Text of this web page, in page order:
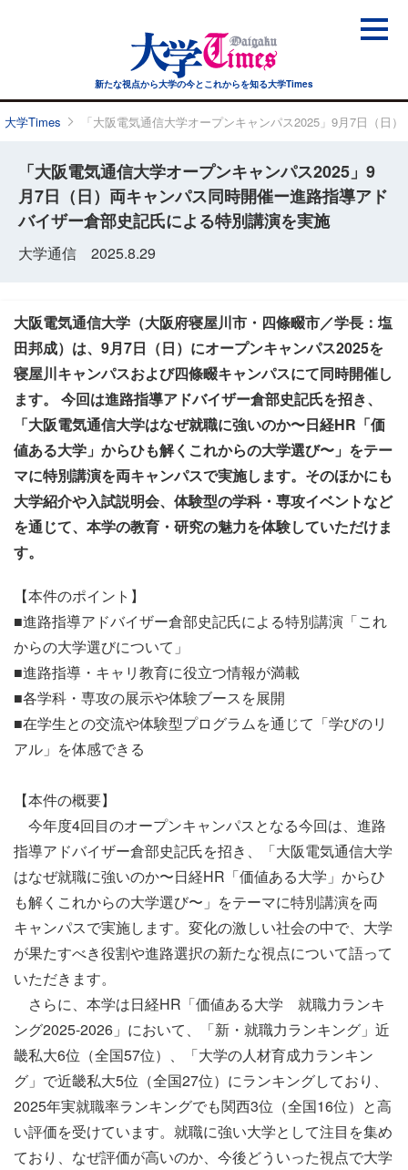
新たな視点から大学の今とこれからを知る大学Times
大学Times 「大阪電気通信大学オープンキャンパス2025」9月7日（日
「大阪電気通信大学オープンキャンパス2025」9
月7日（日）両キャンパス同時開催ー進路指導アド
バイザー倉部史記氏による特別講演を実施
大学通信 2025.8.29
大阪電気通信大学（大阪府寝屋川市・四條畷市／学長：塩
田邦成）は、9月7日（日）にオープンキャンパス2025を
寝屋川キャンパスおよび四條畷キャンパスにて同時開催し
ます。 今回は進路指導アドバイザー倉部史記氏を招き、
「大阪電気通信大学はなぜ就職に強いのか〜日経HR「価
値ある大学」からひも解くこれからの大学選び〜」をテー
マに特別講演を両キャンパスで実施します。そのほかにも
大学紹介や入試説明会、体験型の学科・専攻イベントなど
を通じて、本学の教育・研究の魅力を体験していただけま
す。
【本件のポイント】
■進路指導アドバイザー倉部史記氏による特別講演「これ
からの大学選びについて」
■進路指導・キャリ教育に役立つ情報が満載
■各学科・専攻の展示や体験ブースを展開
■在学生との交流や体験型プログラムを通じて「学びのリ
アル」を体感できる
【本件の概要】
今年度4回目のオープンキャンパスとなる今回は、進路
指導アドバイザー倉部史記氏を招き、「大阪電気通信大学
はなぜ就職に強いのか〜日経HR「価値ある大学」からひ
も解くこれからの大学選び〜」をテーマに特別講演を両
キャンパスで実施します。変化の激しい社会の中で、大学
が果たすべき役割や進路選択の新たな視点について語って
いただきます。
さらに、本学は日経HR「価値ある大学 就職力ランキ
ング2025-2026」において、「新・就職力ランキング」近
畿私大6位（全国57位）、「大学の人材育成力ランキン
グ」で近畿私大5位（全国27位）にランキングしており、
2025年実就職率ランキングでも関西3位（全国16位）と高
い評価を受けています。就職に強い大学として注目を集め
ており、なぜ評価が高いのか、今後どういった視点で大学